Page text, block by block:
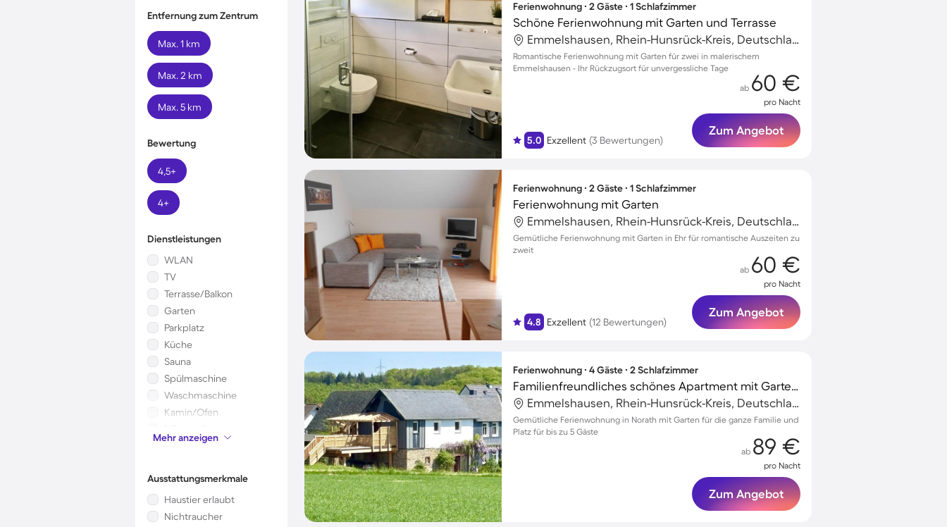
Entfernung zum Zentrum
Max. 1 km
Max. 2 km
Max. 5 km
Bewertung
4,5+
4+
Dienstleistungen
WLAN
TV
Terrasse/Balkon
Garten
Parkplatz
Küche
Sauna
Spülmaschine
Waschmaschine
Kamin/Ofen
Mikrowelle
Kinderbett
Mehr anzeigen
Ausstattungsmerkmale
Haustier erlaubt
Nichtraucher
Ferienwohnung ∙ 2 Gäste ∙ 1 Schlafzimmer
Schöne Ferienwohnung mit Garten und Terrasse
Emmelshausen, Rhein-Hunsrück-Kreis, Deutschland
Romantische Ferienwohnung mit Garten für zwei in malerischem
Emmelshausen - Ihr Rückzugsort für unvergessliche Tage
5.0 Exzellent (3 Bewertungen)
ab 60 €
pro Nacht
Zum Angebot
Ferienwohnung ∙ 2 Gäste ∙ 1 Schlafzimmer
Ferienwohnung mit Garten
Emmelshausen, Rhein-Hunsrück-Kreis, Deutschland
Gemütliche Ferienwohnung mit Garten in Ehr für romantische Auszeiten zu
zweit
4.8 Exzellent (12 Bewertungen)
ab 60 €
pro Nacht
Zum Angebot
Ferienwohnung ∙ 4 Gäste ∙ 2 Schlafzimmer
Familienfreundliches schönes Apartment mit Garten und Terrasse | Hunde erlaubt
Emmelshausen, Rhein-Hunsrück-Kreis, Deutschland
Gemütliche Ferienwohnung in Norath mit Garten für die ganze Familie und
Platz für bis zu 5 Gäste
ab 89 €
pro Nacht
Zum Angebot